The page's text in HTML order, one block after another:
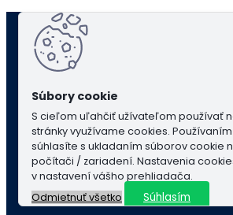
S cieľom uľahčiť užívateľom používať
stránky využívame cookies.
súhlasíte s ukladaním súborov cookie
počítači / zariadení. Nastavenia
v nastavení vášho prehliadača.
Odmietnuť všetko
Súhlasím